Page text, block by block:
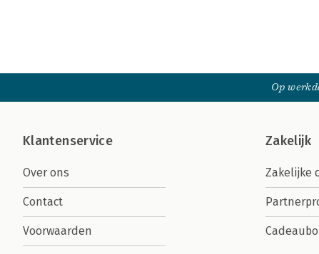
Op
Klantenservice
Over ons
Contact
Voorwaarden
Zakelijk
Zakelijke